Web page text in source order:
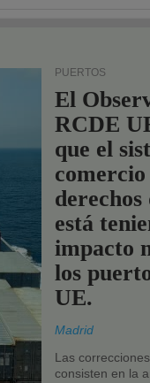
PUERTOS
El
RCDE
que el
comercio
derechos
está
impacto
los
UE.
Madrid
Las
consisten en la